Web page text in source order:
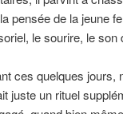
pensée de la jeune
le sourire, le son
ces quelques
juste un rituel